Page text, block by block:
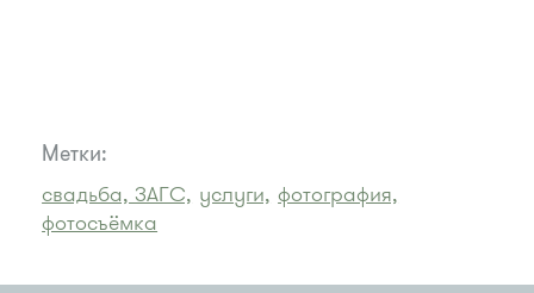
Метки:
свадьба, ЗАГС, услуги, фотография,
фотосъёмка